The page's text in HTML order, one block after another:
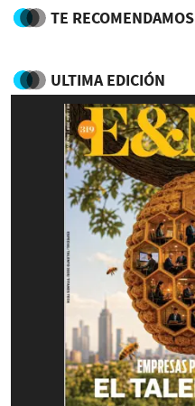
TE RECOMENDAMOS
ULTIMA EDICIÓN